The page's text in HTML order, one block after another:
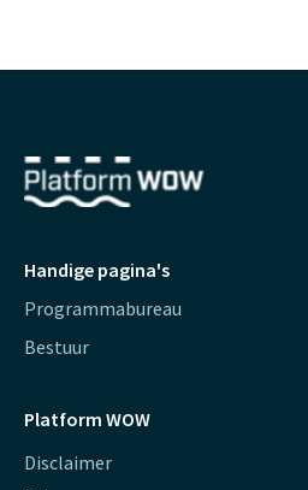
Handige pagina's
Programmabureau
Bestuur
Platform WOW
Disclaimer